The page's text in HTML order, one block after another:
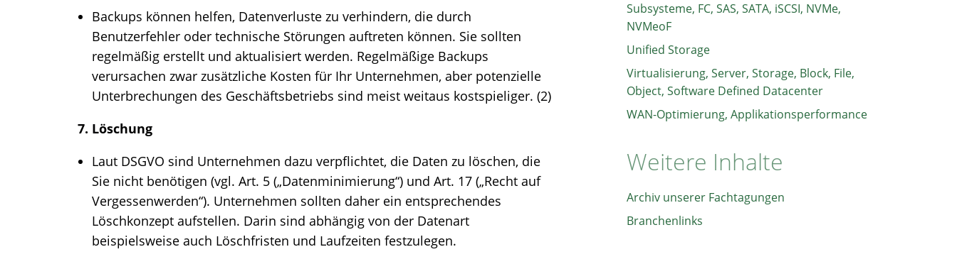
Backups können helfen, Datenverluste zu verhindern, die durch
Benutzerfehler oder technische Störungen auftreten können. Sie sollten
regelmäßig erstellt und aktualisiert werden. Regelmäßige Backups
verursachen zwar zusätzliche Kosten für Ihr Unternehmen, aber potenzielle
Unterbrechungen des Geschäftsbetriebs sind meist weitaus kostspieliger. (2)
7. Löschung
Laut DSGVO sind Unternehmen dazu verpflichtet, die Daten zu löschen, die
Sie nicht benötigen (vgl. Art. 5 („Datenminimierung“) und Art. 17 („Recht auf
Vergessenwerden“). Unternehmen sollten daher ein entsprechendes
Löschkonzept aufstellen. Darin sind abhängig von der Datenart
beispielsweise auch Löschfristen und Laufzeiten festzulegen.
Subsysteme, FC, SAS, SATA, iSCSI, NVMe,
NVMeoF
Unified Storage
Virtualisierung, Server, Storage, Block, File,
Object, Software Defined Datacenter
WAN-Optimierung, Applikationsperformance
Weitere Inhalte
Archiv unserer Fachtagungen
Branchenlinks